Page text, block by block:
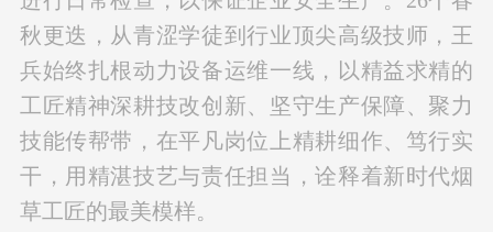
秋更迭，从青涩学徒到行业顶尖高级技师，王
兵始终扎根动力设备运维一线，以精益求精的
工匠精神深耕技改创新、坚守生产保障、聚力
技能传帮带，在平凡岗位上精耕细作、笃行实
干，用精湛技艺与责任担当，诠释着新时代烟
草工匠的最美模样。